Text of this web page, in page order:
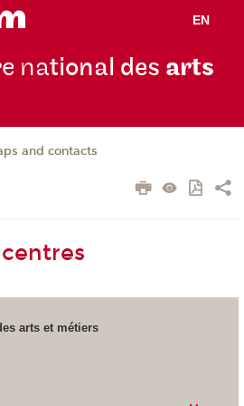
EN
national des arts
and contacts
arts et métiers